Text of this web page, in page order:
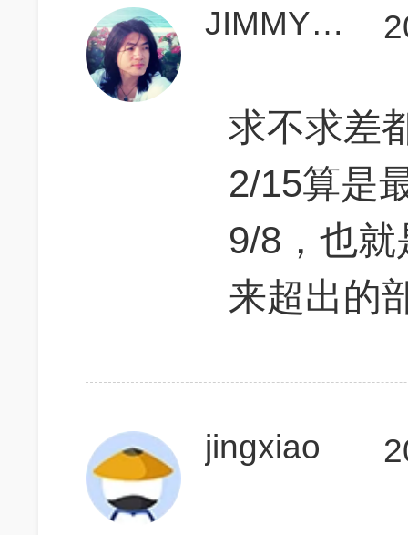
JIMMYZHANG
求不求差
2/15算是
9/8，也
来超出的
jingxiao